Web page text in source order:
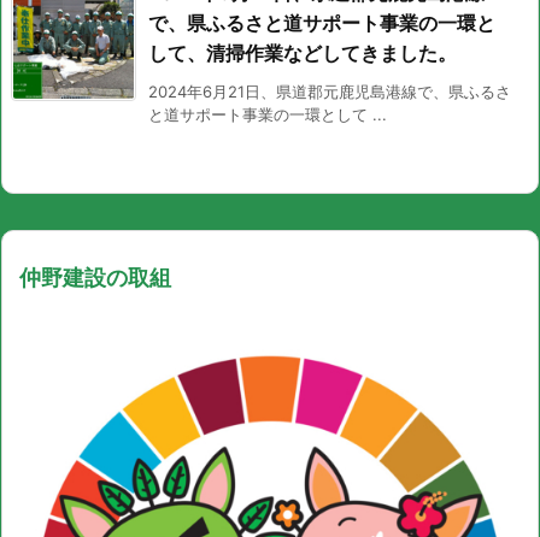
で、県ふるさと道サポート事業の一環と
して、清掃作業などしてきました。
2024年6月21日、県道郡元鹿児島港線で、県ふるさ
と道サポート事業の一環として ...
仲野建設の取組